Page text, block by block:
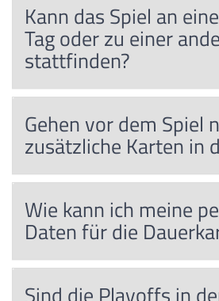
Kann das Spiel an
Tag oder zu einer
stattfinden?
Gehen vor dem Spiel
zusätzliche Karten in
Wie kann ich meine
Daten für die